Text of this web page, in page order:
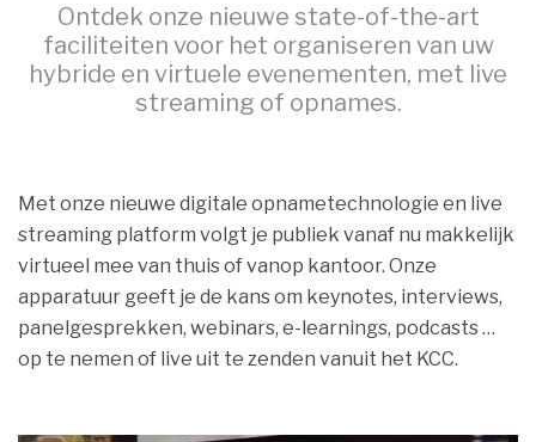
Ontdek onze nieuwe state-of-the-art
faciliteiten voor het organiseren van uw
hybride en virtuele evenementen, met live
streaming of opnames.
Met onze nieuwe digitale opnametechnologie en live
streaming platform volgt je publiek vanaf nu makkelijk
virtueel mee van thuis of vanop kantoor. Onze
apparatuur geeft je de kans om keynotes, interviews,
panelgesprekken, webinars, e-learnings, podcasts …
op te nemen of live uit te zenden vanuit het KCC.